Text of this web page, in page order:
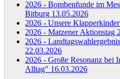
2026 - Bombenfunde im
Bitburg 13.05.2026
2026 - Unsere Klapperkinder
2026 - Matzener Aktionstag
2026 -
22.03.2026
2026 - Große Resonanz bei
Alltag" 16.03.2026